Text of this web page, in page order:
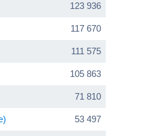
123 936
117 670
111 575
105 863
71 810
53 497